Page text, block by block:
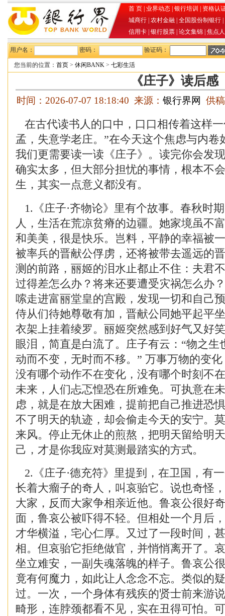
首 页 业界动态 银行培训
资格认
城商行 农村金融 全国股份制银行
信用卡 银行股票 论文集锦 焦点
用户名： 密码： 验证码：
您当前的位置： 首页 > 休闲BANK > 七彩生活
《庄子》读后感
时间：2026-07-07 18:18:40 来源： 银行界网 供
在古代读书人的口中，口口相传着这样
孟，失意学老庄。”在今天这个焦虑与内卷
我们更需要读一读《庄子》。读完你会发
确实太多，但大部分担忧的事情，根本不
生，其实一点意义都没有。
1.《庄子·齐物论》里有个故事。春秋时
人，生活在荒凉贫瘠的边疆。她家境虽不
和美美，很是快乐。岂料，平静的幸福被
被率兵的晋献公俘虏，还将被带去遥远的
测的前路，丽姬的泪水止都止不住：夫君
过得差怎么办？将来还要遭受灾祸怎么办
嗦走进富丽堂皇的宫殿，发现一切和自己
侍从们待她尊敬有加，晋献公同她平起平
衣架上挂着绫罗。丽姬突然感到好气又好
眼泪，简直是白流了。庄子有云：“物之生
动而不变，无时而不移。” 万事万物的变
没有哪个动作不在变化，没有哪个时刻不
未来，人们忐忑惶恐在所难免。可执意在
虑，就是在放大困难，提前把自己推进恐
不了明天的轨迹，却会偷走今天的安宁。
来风。停止无休止的煎熬，把明天留给明
己，才是你我应对莫测最踏实的方式。
2.《庄子·德充符》里提到，在卫国，有
长着大瘤子的奇人，叫哀骀它。说也奇怪
大家，反而大家争相亲近他。鲁哀公很好
面，鲁哀公被吓得不轻。但相处一个月后
才华横溢，宅心仁厚。又过了一段时间，
相。但哀骀它拒绝做官，并悄悄离开了。
坐立难安，一副失魂落魄的样子。鲁哀公
竟有何魔力，如此让人念念不忘。类似的
过。一次，一个身体有残疾的贤士前来游
畸形，连脖颈都看不见，实在丑得可怕。